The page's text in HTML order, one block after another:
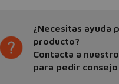
¿Necesitas ayuda
producto?
Contacta a
para pedir consejo